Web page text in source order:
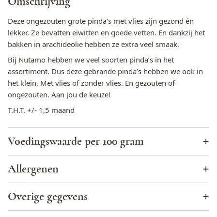
Deze ongezouten grote pinda’s met vlies zijn gezond én
lekker. Ze bevatten eiwitten en goede vetten. En dankzij het
bakken in arachideolie hebben ze extra veel smaak.
Bij Nutamo hebben we veel soorten pinda’s in het
assortiment. Dus deze gebrande pinda’s hebben we ook in
het klein. Met vlies of zonder vlies. En gezouten of
ongezouten. Aan jou de keuze!
T.H.T. +/- 1,5 maand
Voedingswaarde per 100 gram
Energie (KJ)
Energie (kcal) 633,7
Totaal vet
Allergenen
Cacao
Eieren Nee
Overige gegevens